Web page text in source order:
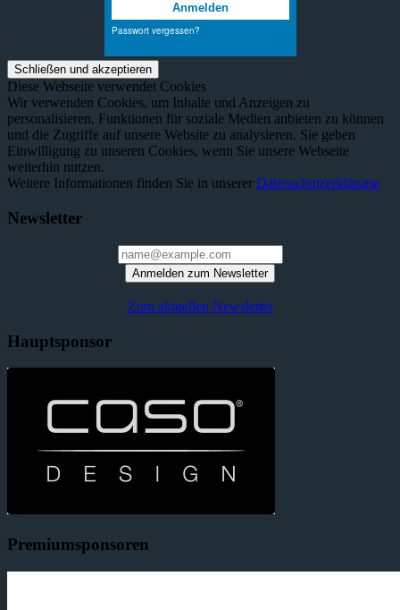
Diese Webseite verwendet Cookies
Wir verwenden Cookies, um Inhalte und Anzeigen zu
personalisieren, Funktionen für soziale Medien anbieten zu können
und die Zugriffe auf unsere Website zu analysieren. Sie geben
Einwilligung zu unseren Cookies, wenn Sie unsere Webseite
weiterhin nutzen.
Weitere Informationen finden Sie in unserer Datenschutzerklärung
Newsletter
Anmelden zum Newsletter
Zum aktuellen Newsletter
Hauptsponsor
Premiumsponsoren